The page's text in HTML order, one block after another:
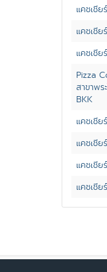
แคชเชีย
แคชเชีย
แคชเชี
Pizza
สาขาพร
BKK
แคชเชีย
แคชเชี
แคชเชีย
แคชเชีย